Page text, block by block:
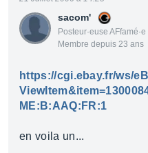
sacom'
Posteur·euse AFfamé·e
Membre depuis 23 ans
https://cgi.ebay.fr/ws/
ME:B:AAQ:FR:1
en voila un...